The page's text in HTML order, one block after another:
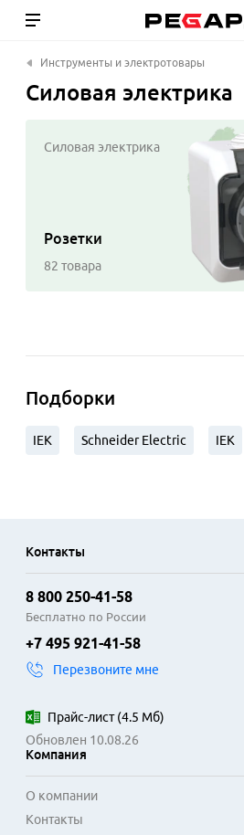
Инструменты и электротовары
Силовая электрика
Силовая электрика
Розетки
82 товара
Подборки
IEK Schneider Electric IEK
Контакты
8 800 250-41-58
Бесплатно по России
+7 495 921-41-58
Перезвоните мне
Прайс-лист(4.5 Мб)
Обновлен 10.08.26
Компания
О компании
Контакты